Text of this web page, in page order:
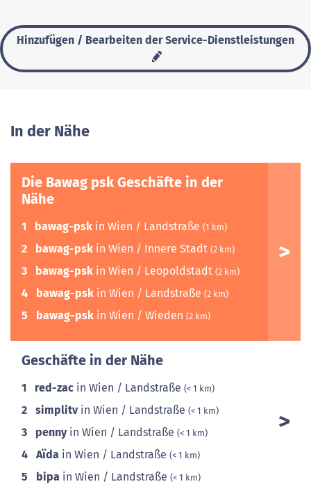
Hinzufügen / Bearbeiten der Service-Dienstleistungen
In der Nähe
Die Bawag psk Geschäfte in der
Nähe
1 bawag-psk in Wien / Landstraße (1 km)
2 bawag-psk in Wien / Innere Stadt (2 km)
3 bawag-psk in Wien / Leopoldstadt (2 km)
4 bawag-psk in Wien / Landstraße (2 km)
5 bawag-psk in Wien / Wieden (2 km)
Geschäfte in der Nähe
1 red-zac in Wien / Landstraße (< 1 km)
2 simplitvin Wien / Landstraße (< 1 km)
3 pennyin Wien / Landstraße (< 1 km)
4 Aïda in Wien / Landstraße (< 1 km)
5 bipa in Wien / Landstraße (< 1 km)